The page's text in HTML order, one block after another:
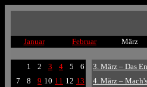
Januar Februar März
1 2 3 4 5
6
7
8 9 10 11 12 13
3. März – Das
4. März –